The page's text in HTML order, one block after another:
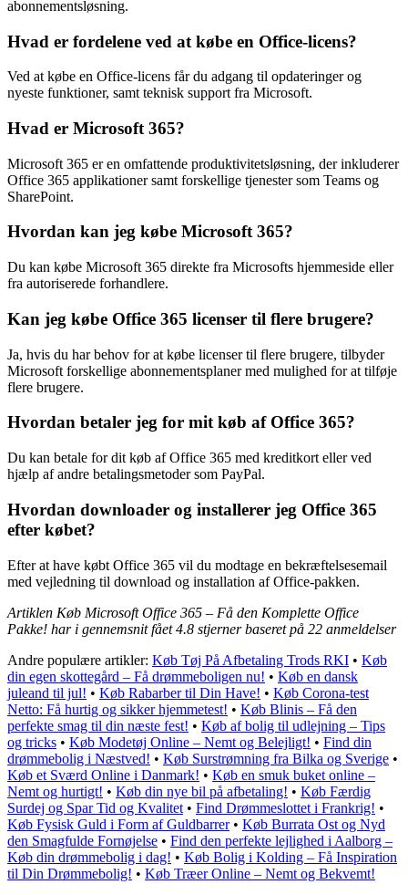
abonnementsløsning.
Hvad er fordelene ved at købe en Office-licens?
Ved at købe en Office-licens får du adgang til opdateringer og
nyeste funktioner, samt teknisk support fra Microsoft.
Hvad er Microsoft 365?
Microsoft 365 er en omfattende produktivitetsløsning, der inkluderer
Office 365 applikationer samt forskellige tjenester som Teams og
SharePoint.
Hvordan kan jeg købe Microsoft 365?
Du kan købe Microsoft 365 direkte fra Microsofts hjemmeside eller
fra autoriserede forhandlere.
Kan jeg købe Office 365 licenser til flere brugere?
Ja, hvis du har behov for at købe licenser til flere brugere, tilbyder
Microsoft forskellige abonnementsplaner med mulighed for at tilføje
flere brugere.
Hvordan betaler jeg for mit køb af Office 365?
Du kan betale for dit køb af Office 365 med kreditkort eller ved
hjælp af andre betalingsmetoder som PayPal.
Hvordan downloader og installerer jeg Office 365
efter købet?
Efter at have købt Office 365 vil du modtage en bekræftelsesemail
med vejledning til download og installation af Office-pakken.
Artiklen Køb Microsoft Office 365 – Få den Komplette Office
Pakke! har i gennemsnit fået4.8 stjerner baseret på 22 anmeldelser
Andre populære artikler: Køb Tøj På Afbetaling Trods RKI • Køb
din egen skottegård – Få drømmeboligen nu! • Køb en dansk
juleand til jul! • Køb Rabarber til Din Have! • Køb Corona-test
Netto: Få hurtig og sikker hjemmetest! • Køb Blinis – Få den
perfekte smag til din næste fest! • Køb af bolig til udlejning – Tips
og tricks • Køb Modetøj Online – Nemt og Belejligt! • Find din
drømmebolig i Næstved! • Køb Surstrømning fra Bilka og Sverige •
Køb et Sværd Online i Danmark! • Køb en smuk buket online –
Nemt og hurtigt! • Køb din nye bil på afbetaling! • Køb Færdig
Surdej og Spar Tid og Kvalitet • Find Drømmeslottet i Frankrig! •
Køb Fysisk Guld i Form af Guldbarrer• Køb Burrata Ost og Nyd
den Smagfulde Fornøjelse • Find den perfekte lejlighed i Aalborg –
Køb din drømmebolig i dag! • Køb Bolig i Kolding – Få Inspiration
til Din Drømmebolig! • Køb Træer Online – Nemt og Bekvemt!